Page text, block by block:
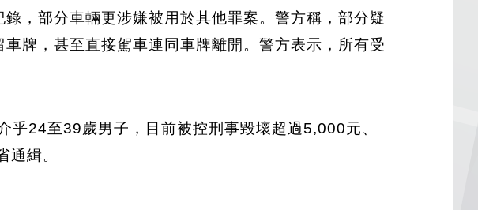
，部分車輛更涉嫌被用於其他罪案。警方稱，部分疑
牌，甚至直接駕車連同車牌離開。警方表示，所有受
24至39歲男子，目前被控刑事毀壞超過5,000元、
緝。